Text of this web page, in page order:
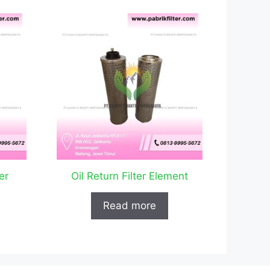
Oil Return Filter Element
Read more